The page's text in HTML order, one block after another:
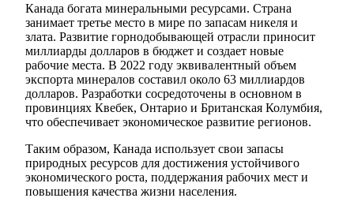
Канада богата минеральными ресурсами. Страна
занимает третье место в мире по запасам никеля и
злата. Развитие горнодобывающей отрасли приносит
миллиарды долларов в бюджет и создает новые
рабочие места. В 2022 году эквивалентный объем
экспорта минералов составил около 63 миллиардов
долларов. Разработки сосредоточены в основном в
провинциях Квебек, Онтарио и Британская Колумбия,
что обеспечивает экономическое развитие регионов.
Таким образом, Канада использует свои запасы
природных ресурсов для достижения устойчивого
экономического роста, поддержания рабочих мест и
повышения качества жизни населения.